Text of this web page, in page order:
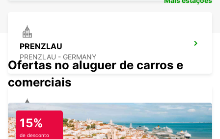
PRENZLAU
PRENZLAU - GERMANY
NEUBRANDENBURGO
NEUBRANDENBURG - GERMANY
Ofertas no aluguer de carros e
comerciais
15%
de desconto